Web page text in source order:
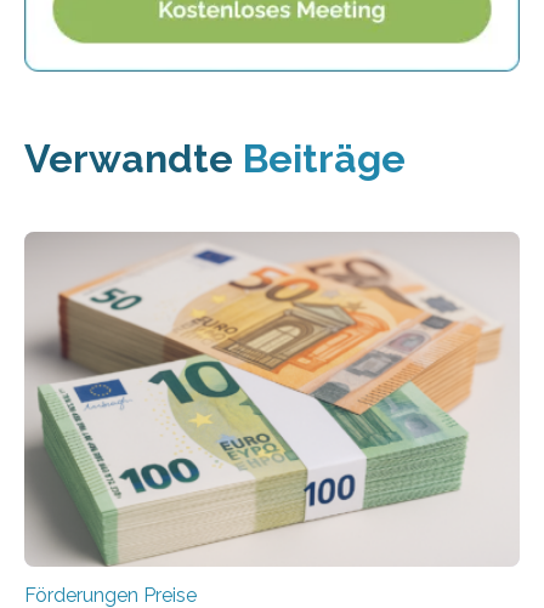
Verwandte Beiträge
Förderungen Preise